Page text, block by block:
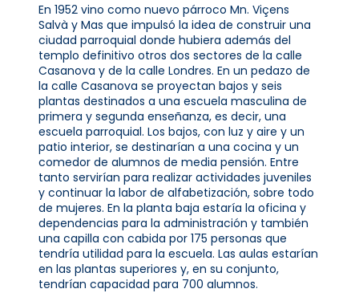
En 1952 vino como nuevo párroco Mn. Viçens
Salvà y Mas que impulsó la idea de construir una
ciudad parroquial donde hubiera además del
templo definitivo otros dos sectores de la calle
Casanova y de la calle Londres. En un pedazo de
la calle Casanova se proyectan bajos y seis
plantas destinados a una escuela masculina de
primera y segunda enseñanza, es decir, una
escuela parroquial. Los bajos, con luz y aire y un
patio interior, se destinarían a una cocina y un
comedor de alumnos de media pensión. Entre
tanto servirían para realizar actividades juveniles
y continuar la labor de alfabetización, sobre todo
de mujeres. En la planta baja estaría la oficina y
dependencias para la administración y también
una capilla con cabida por 175 personas que
tendría utilidad para la escuela. Las aulas estarían
en las plantas superiores y, en su conjunto,
tendrían capacidad para 700 alumnos.